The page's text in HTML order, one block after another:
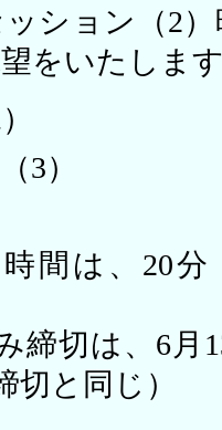
ション（2
をいたしま
3）
間は、20分
締切は、6月
切と同じ）